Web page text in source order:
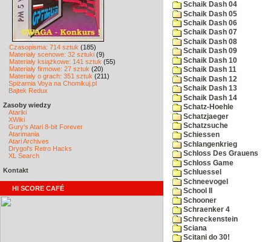
Czasopisma: 714 sztuk (185)
Materiały scenowe: 32 sztuki (9)
Materiały książkowe: 141 sztuk (55)
Materiały firmowe: 27 sztuk (20)
Materiały o grach: 351 sztuk (211)
Spiżarnia Voya na Chomikuj.pl
Bajtek Redux
Zasoby wiedzy
Atariki
XWiki
Gury's Atari 8-bit Forever
Atarimania
Atari Archives
Drygol's Retro Hacks
XL Search
Kontakt
HI SCORE CAFÉ
Schaik Dash 04
Schaik Dash 05
Schaik Dash 06
Schaik Dash 07
Schaik Dash 08
Schaik Dash 09
Schaik Dash 10
Schaik Dash 11
Schaik Dash 12
Schaik Dash 13
Schaik Dash 14
Schatz-Hoehle
Schatzjaeger
Schatzsuche
Schiessen
Schlangenkrieg
Schloss Des Grauens
Schloss Game
Schluessel
Schneevogel
School II
Schooner
Schraenker 4
Schreckenstein
Sciana
Scitani do 30!